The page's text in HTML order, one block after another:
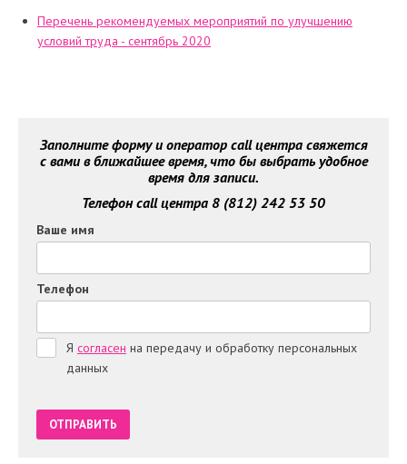
Перечень рекомендуемых мероприятий по улучшению
условий труда - сентябрь 2020
Заполните форму и оператор call центра свяжется
с вами в ближайшее время, что бы выбрать удобное
время для записи.
Телефон call центра 8 (812) 242 53 50
Ваше имя
Телефон
Я согласен на передачу и обработку персональных
данных